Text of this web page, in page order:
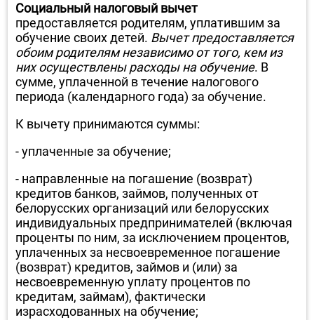
Социальный налоговый вычет
предоставляется родителям, уплатившим за
обучение своих детей. Вычет предоставляется
обоим родителям независимо от того, кем из
них осуществлены расходы на обучение. В
сумме, уплаченной в течение налогового
периода (календарного года) за обучение.
К вычету принимаются суммы:
- уплаченные за обучение;
- направленные на погашение (возврат)
кредитов банков, займов, полученных от
белорусских организаций или белорусских
индивидуальных предпринимателей (включая
проценты по ним, за исключением процентов,
уплаченных за несвоевременное погашение
(возврат) кредитов, займов и (или) за
несвоевременную уплату процентов по
кредитам, займам), фактически
израсходованных на обучение;